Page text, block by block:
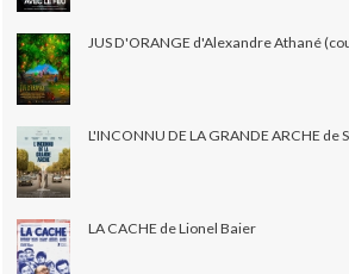
JUS D'ORANGE d'Alexandre Athané
L'INCONNU DE LA GRANDE ARCHE
LA CACHE de Lionel Baier